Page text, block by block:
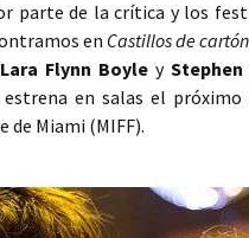
parte de la crítica y los
en Castillos de cartón
Lara Flynn Boyley Stephen
en salas el
de Miami (MIFF).